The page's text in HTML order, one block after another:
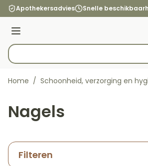
Ga naar de inhoud
Apothekersadvies Snelle
Menu
Product, merk, categorie...
Home / Schoonheid, verzorging en
Nagels
Filteren